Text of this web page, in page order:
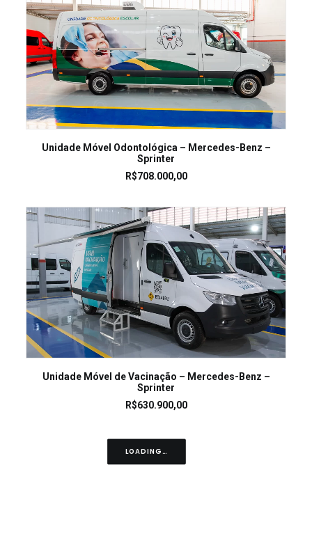
LEIA MAIS
Unidade Móvel Odontológica – Mercedes-Benz –
Sprinter
R$708.000,00
LEIA MAIS
Unidade Móvel de Vacinação – Mercedes-Benz –
Sprinter
R$630.900,00
LOADING…